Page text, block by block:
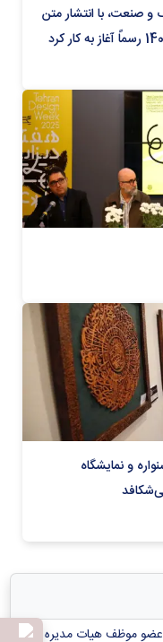
صنعت، با انتشار متن
و نمایشگاه
موظف هیات مدیره و